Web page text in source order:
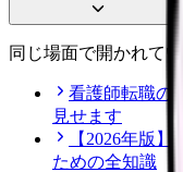
同じ場面で開かれてい
看護師転職の
見せます
【2026年版
ための全知識